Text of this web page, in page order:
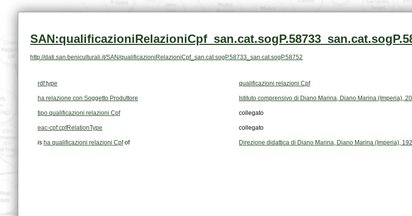
http://dati.san.beniculturali.it/SAN/qualificazioniRelazioniCpf_san.cat.sogP.58733_san.cat.sogP.58752
rdf:type qualificazioni relazioni Cpf
ha relazione con Soggetto Produttore Istituto comprensivo di Diano Marina, Diano Marina (Imperia),
tipo qualificazioni relazioni Cpf collegato
eac-cpf:cpfRelationType collegato
is ha qualificazioni relazioni Cpfof Direzione didattica di Diano Marina, Diano Marina (Imperia),